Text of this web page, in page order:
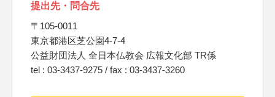
提出先・問合先
〒105-0011
東京都港区芝公園4-7-4
公益財団法人 全日本仏教会 広報文化部 TR係
tel : 03-3437-9275 / fax : 03-3437-3260